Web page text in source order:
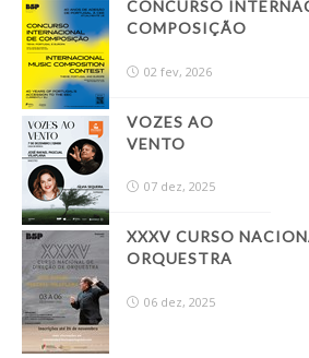
CONCURSO
COMPOSIÇÃO
02 fev, 2026
VOZES AO
VENTO
07 dez, 2025
XXXV CURSO
ORQUESTRA
06 dez, 2025